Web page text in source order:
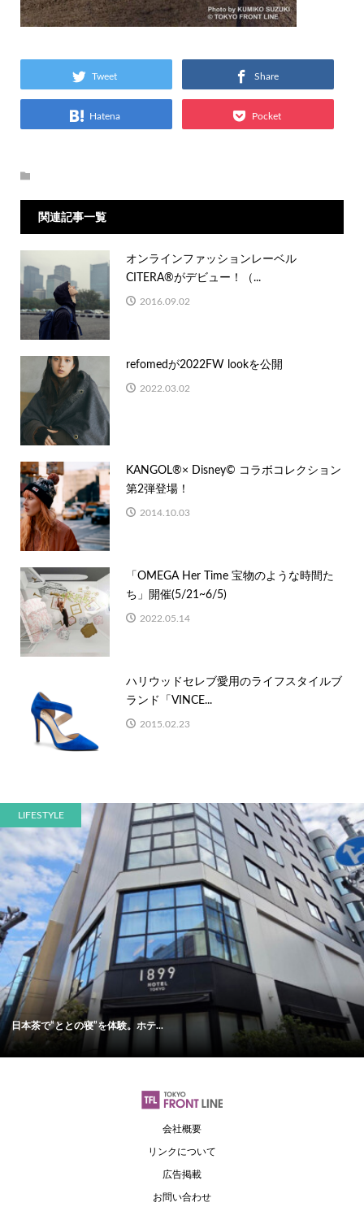
Tweet Share
Hatena Pocket
関連記事一覧
オンラインファッションレーベル
CITERA®がデビュー！（...
2016.09.02
refomedが2022FW lookを公開
2022.03.02
KANGOL®× Disney© コラボコレクション
第2弾登場！
2014.10.03
「OMEGA Her Time 宝物のような時間た
ち」開催(5/21~6/5)
2022.05.14
ハリウッドセレブ愛用のライフスタイルブ
ランド「VINCE...
2015.02.23
LIFESTYLE
日本茶で“ととの寝”を体験。ホテ...
会社概要
リンクについて
広告掲載
お問い合わせ